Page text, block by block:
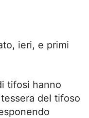
ieri, e primi
tifosi hanno
del tifoso